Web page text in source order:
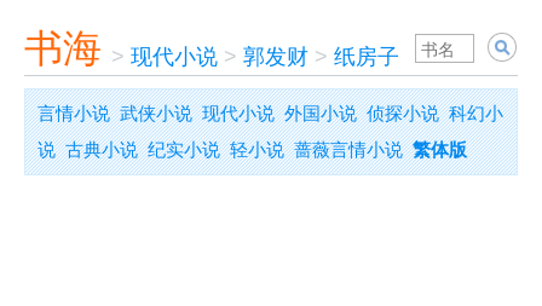
书海 > 现代小说 > 郭发财 > 纸房子
言情小说 武侠小说 现代小说 外国小说 侦探小说 科幻小
说 古典小说 纪实小说 轻小说 蔷薇言情小说 繁体版